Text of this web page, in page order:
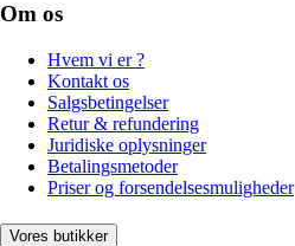
Om os
Hvem vi er ?
Kontakt os
Salgsbetingelser
Retur & refundering
Juridiske oplysninger
Betalingsmetoder
Priser og forsendelsesmuligheder
Vores butikker